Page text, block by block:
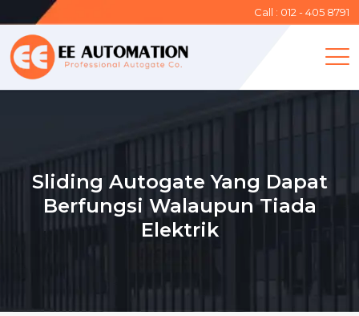
Call : 012 - 405 8791
Sliding Autogate Yang Dapat
Berfungsi Walaupun Tiada
Elektrik